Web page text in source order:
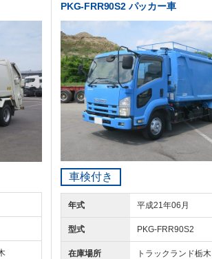
PKG-FRR90S2 パッカー車
車検付き
年式 平成21年06月
型式 PKG-FRR90S2
在庫場所 トラックランド栃木